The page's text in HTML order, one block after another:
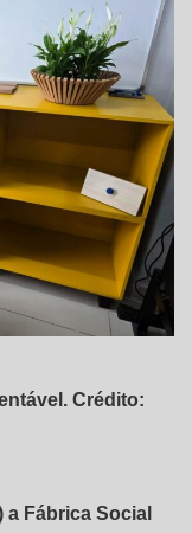
Crédito:
Fábrica Social